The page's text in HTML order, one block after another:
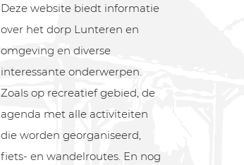
Deze website biedt informatie
over het dorp Lunteren en
omgeving en diverse
interessante onderwerpen.
Zoals op recreatief gebied, de
agenda met alle activiteiten
die worden georganiseerd,
fiets- en wandelroutes. En nog